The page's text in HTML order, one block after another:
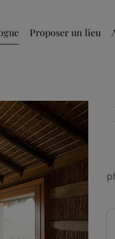
Proposer un lieu